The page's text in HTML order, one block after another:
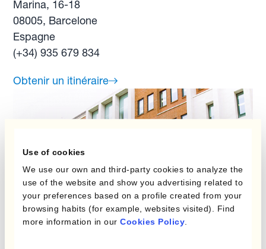
Use of cookies
We use our own and third-party cookies to analyze the
use of the website and show you advertising related to
your preferences based on a profile created from your
browsing habits (for example, websites visited). Find
more information in our Cookies Policy
Marina, 16-18
08005, Barcelone
Espagne
(+34) 935 679 834
Obtenir un itinéraire